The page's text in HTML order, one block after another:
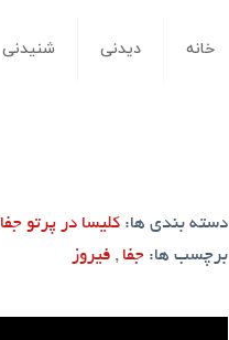
خانه دیدنی شنیدنی
دسته بندی ها: کلیسا در پرتو جفا
برچسب ها: جفا , فیروز